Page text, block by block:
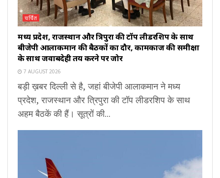
चर्चित
मध्य प्रदेश, राजस्थान और त्रिपुरा की टॉप लीडरशिप के साथ
बीजेपी आलाकमान की बैठकों का दौर, कामकाज की समीक्षा
के साथ जवाबदेही तय करने पर जोर
7 AUGUST 2026
बड़ी ख़बर दिल्ली से है, जहां बीजेपी आलाकमान ने मध्य
प्रदेश, राजस्थान और त्रिपुरा की टॉप लीडरशिप के साथ
अहम बैठकें की हैं। सूत्रों की...